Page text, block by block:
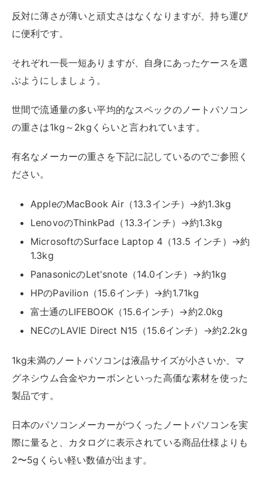
AppleのMacBook Air（13.3インチ）→約1.3kg
MicrosoftのSurface Laptop 4（13.5 インチ）→約
1.3kg
PanasonicのLet'snote（14.0インチ）→約1kg
HPのPavilion（15.6インチ）→約1.71kg
NECのLAVIE Direct N15（15.6インチ）→約2.2kg
グネシウム合金やカーボンといった高価な素材を使った
製品です。
日本のパソコンメーカーがつくったノートパソコンを実
際に量ると、カタログに表示されている商品仕様よりも
2〜5gくらい軽い数値が出ます。
国産メーカーは消費者から「カタログよりも少し重いん
じゃないか」というクレームを恐れるため、わざと少し
軽めにつくっているのでしょう。
防水性
パソコンが水に弱いのは誰もが知っていることです。
ただその対策をしている人はどれくらいいるでしょう